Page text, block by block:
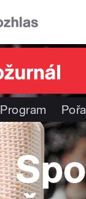
Program